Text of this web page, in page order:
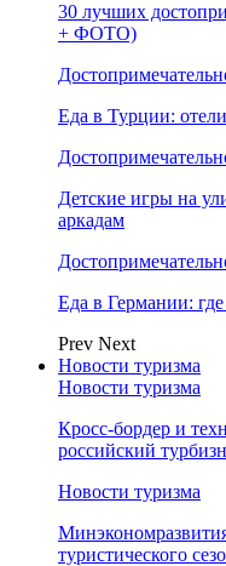
30 лучших
+ ФОТО)
Еда в Турции:
Детские игры на
аркадам
Еда в Германии: где
Prev Next
Новости туризма
Новости туризма
Кросс-бордер и
российский
Новости туризма
туристического